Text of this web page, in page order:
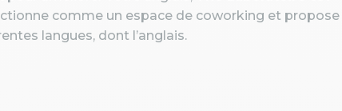
comme un espace de coworking et propose
langues, dont l’anglais.